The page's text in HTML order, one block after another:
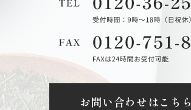
お問い合わせはこちら